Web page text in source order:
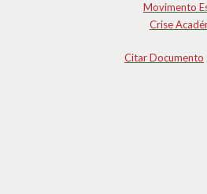
Movimento
Crise
Citar Documento